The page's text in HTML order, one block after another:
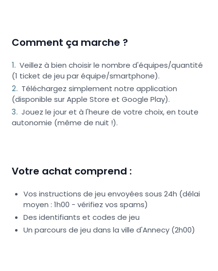
Comment ça marche ?
1. Veillez à bien choisir le nombre d'équipes/quantité
(1 ticket de jeu par équipe/smartphone).
2. Téléchargez simplement notre application
(disponible sur Apple Store et Google Play).
3. Jouez le jour et à l'heure de votre choix, en toute
autonomie (même de nuit !).
Votre achat comprend :
Vos instructions de jeu envoyées sous 24h (délai
moyen : 1h00 - vérifiez vos spams)
Des identifiants et codes de jeu
Un parcours de jeu dans la ville d'Annecy (2h00)